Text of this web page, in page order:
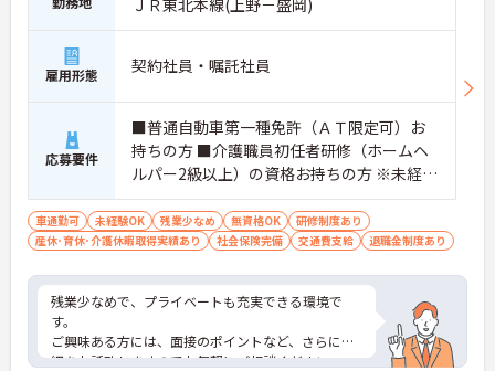
雇用形態 契約社員・嘱託社員
応募要件
■普通自動車第一種免許（ＡＴ限定可）お
持ちの方 ■介護職員初任者研修（ホームヘ
ルパー2級以上）の資格お持ちの方 ※未経験
者、無資格者応相談
車通勤可 未経験OK 残業少なめ 無資格OK
研修制度あり
産休･育休･介護休暇取得実績あり
社会保険完備 交通費支給 退職金制度あり
残業少なめで、プライベートも充実できる環境で
す。
ご興味ある方には、面接のポイントなど、さらに詳
細をお話致しますのでお気軽にご相談ください。